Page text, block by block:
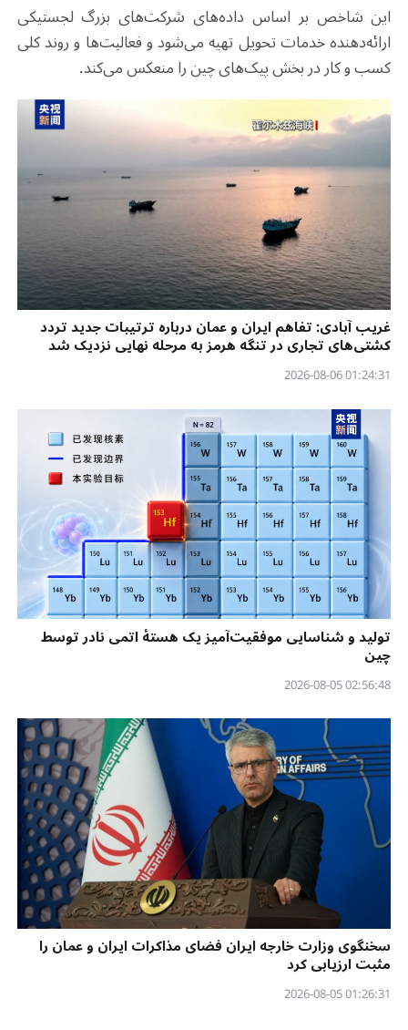
این شاخص بر اساس داده‌های شرکت‌های بزرگ لجستیکی
ارائه‌دهنده خدمات تحویل تهیه می‌شود و فعالیت‌ها و روند کلی
کسب و کار در بخش پیک‌‌های چین را منعکس می‌کند.
غریب آبادی: تفاهم ایران و عمان درباره ترتیبات جدید تردد
کشتی‌های تجاری در تنگه هرمز به مرحله نهایی نزدیک شد
01:24:31 2026-08-06
تولید و شناسایی موفقیت‌آمیز یک هستهٔ اتمی نادر توسط
چین
02:56:48 2026-08-05
سخنگوی وزارت خارجه ایران فضای مذاکرات ایران و عمان را
مثبت ارزیابی کرد
01:26:31 2026-08-05